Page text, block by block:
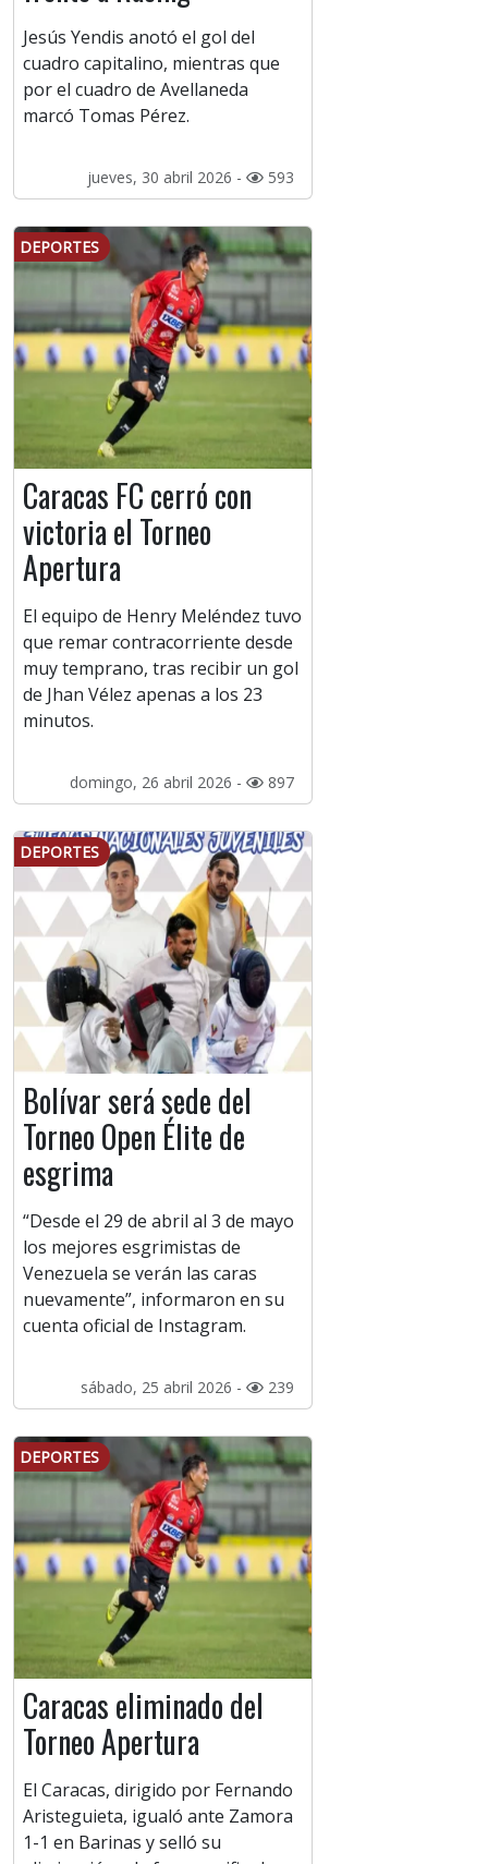
Jesús Yendis anotó el gol del
cuadro capitalino, mientras que
por el cuadro de Avellaneda
marcó Tomas Pérez.
jueves, 30 abril 2026 - 593
DEPORTES
Caracas FC cerró con
victoria el Torneo
Apertura
El equipo de Henry Meléndez tuvo
que remar contracorriente desde
muy temprano, tras recibir un gol
de Jhan Vélez apenas a los 23
minutos.
domingo, 26 abril 2026 - 897
DEPORTES
Bolívar será sede del
Torneo Open Élite de
esgrima
“Desde el 29 de abril al 3 de mayo
los mejores esgrimistas de
Venezuela se verán las caras
nuevamente”, informaron en su
cuenta oficial de Instagram.
sábado, 25 abril 2026 - 239
DEPORTES
Caracas eliminado del
Torneo Apertura
El Caracas, dirigido por Fernando
Aristeguieta, igualó ante Zamora
1-1 en Barinas y selló su